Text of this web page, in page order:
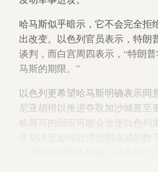
哈马斯似乎暗示，它不会完全拒
出改变。以色列官员表示，特朗
谈判，而白宫周四表示，“特朗
马斯的期限。”
以色列更希望哈马斯明确表示同
尼亚胡得以推进夺取加沙城甚至
棱两可的回应可能会迫使以色列